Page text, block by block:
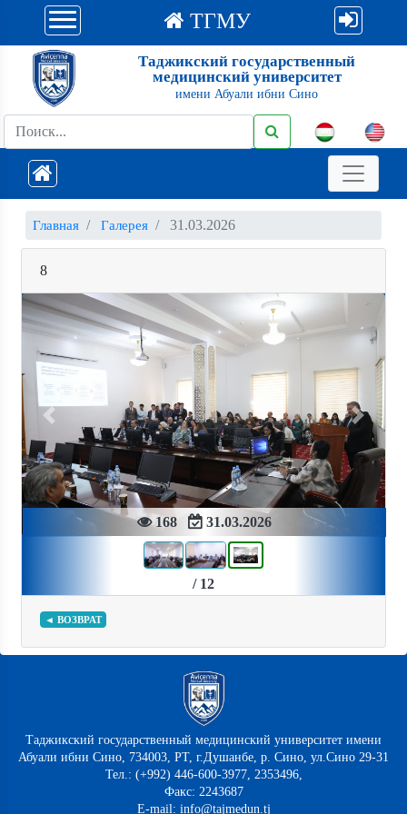
ТГМУ
Таджикский государственный
медицинский университет
имени Абуали ибни Сино
Главная Галерея 31.03.2026
8
168 31.03.2026
Previous Next
/ 12
◄ ВОЗВРАТ
Таджикский государственный медицинский университет имени
Абуали ибни Сино, 734003, РТ, г.Душанбе, р. Сино, ул.Сино 29-31
Тел.: (+992) 446-600-3977, 2353496,
Факс: 2243687
E-mail: info@tajmedun.tj